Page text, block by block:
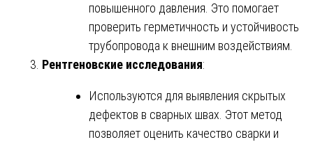
повышенного давления. Это помогает
проверить герметичность и устойчивость
трубопровода к внешним воздействиям.
Рентгеновские исследования:
Используются для выявления скрытых
дефектов в сварных швах. Этот метод
позволяет оценить качество сварки и